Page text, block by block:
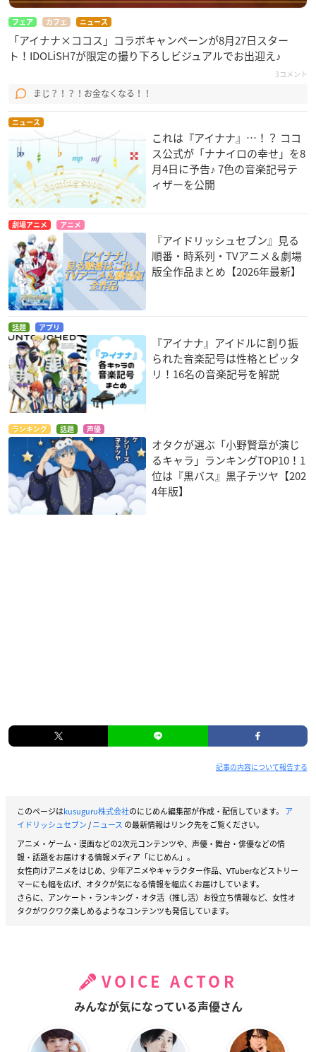
フェア カフェ ニュース
「アイナナ×ココス」コラボキャンペーンが8月27日スター
ト！IDOLiSH7が限定の撮り下ろしビジュアルでお出迎え♪
3コメント
まじ？！？！お金なくなる！！
ニュース
これは『アイナナ』…！？ ココ
ス公式が「ナナイロの幸せ」を8
月4日に予告♪ 7色の音楽記号テ
ィザーを公開
劇場アニメ アニメ
『アイドリッシュセブン』見る
順番・時系列・TVアニメ＆劇場
版全作品まとめ【2026年最新】
話題 アプリ
『アイナナ』アイドルに割り振
られた音楽記号は性格とピッタ
リ！16名の音楽記号を解説
ランキング 話題 声優
オタクが選ぶ「小野賢章が演じ
るキャラ」ランキングTOP10！1
位は『黒バス』黒子テツヤ【202
4年版】
記事の内容について報告する
このページはkusuguru株式会社のにじめん編集部が作成・配信しています。 ア
イドリッシュセブン/ニュース の最新情報はリンク先をご覧ください。
アニメ・ゲーム・漫画などの2次元コンテンツや、声優・舞台・俳優などの情
報・話題をお届けする情報メディア「にじめん」。
女性向けアニメをはじめ、少年アニメやキャラクター作品、VTuberなどストリー
マーにも幅を広げ、オタクが気になる情報を幅広くお届けしています。
さらに、アンケート・ランキング・オタ活（推し活）お役立ち情報など、女性オ
タクがワクワク楽しめるようなコンテンツも発信しています。
VOICE ACTOR
みんなが気になっている声優さん